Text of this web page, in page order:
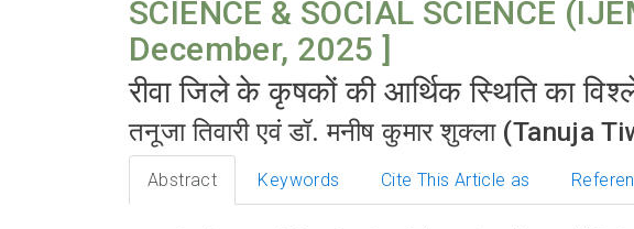
SCIENCE & SOCIAL SCIENCE
December, 2025 ]
रीवा जिले के कृषकों की आर्थिक स्थिति का
तनूजा तिवारी एवं डॉ. मनीष कुमार शुक्ला
Abstract Keywords Cite This Article as